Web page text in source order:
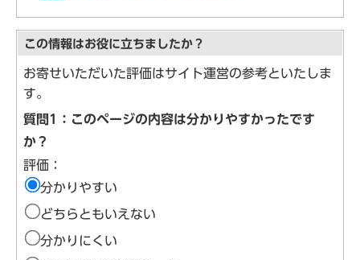
この情報はお役に立ちましたか？
お寄せいただいた評価はサイト運営の参考といたしま
す。
質問1：このページの内容は分かりやすかったです
か？
評価：
分かりやすい
どちらともいえない
分かりにくい